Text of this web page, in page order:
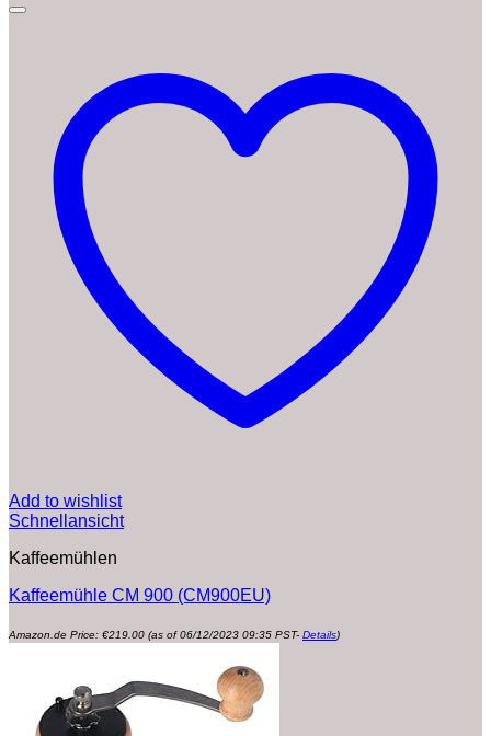
Add to wishlist
Schnellansicht
Kaffeemühlen
Kaffeemühle CM 900 (CM900EU)
Amazon.de Price: €219.00 (as of 06/12/2023 09:35 PST- Details)